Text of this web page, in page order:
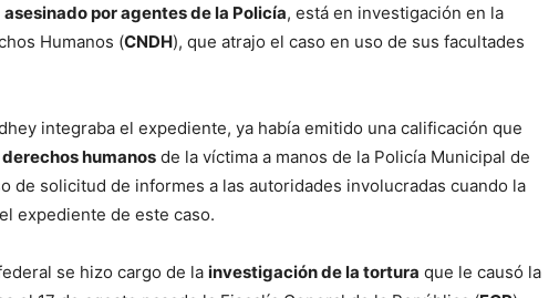
asesinado por agentes de la Policía, está en investigación en la
Humanos (CNDH), que atrajo el caso en uso de sus facultades
integraba el expediente, ya había emitido una calificación que
humanos de la víctima a manos de la Policía Municipal de
de solicitud de informes a las autoridades involucradas cuando la
expediente de este caso.
se hizo cargo de la investigación de la tortura que le causó la